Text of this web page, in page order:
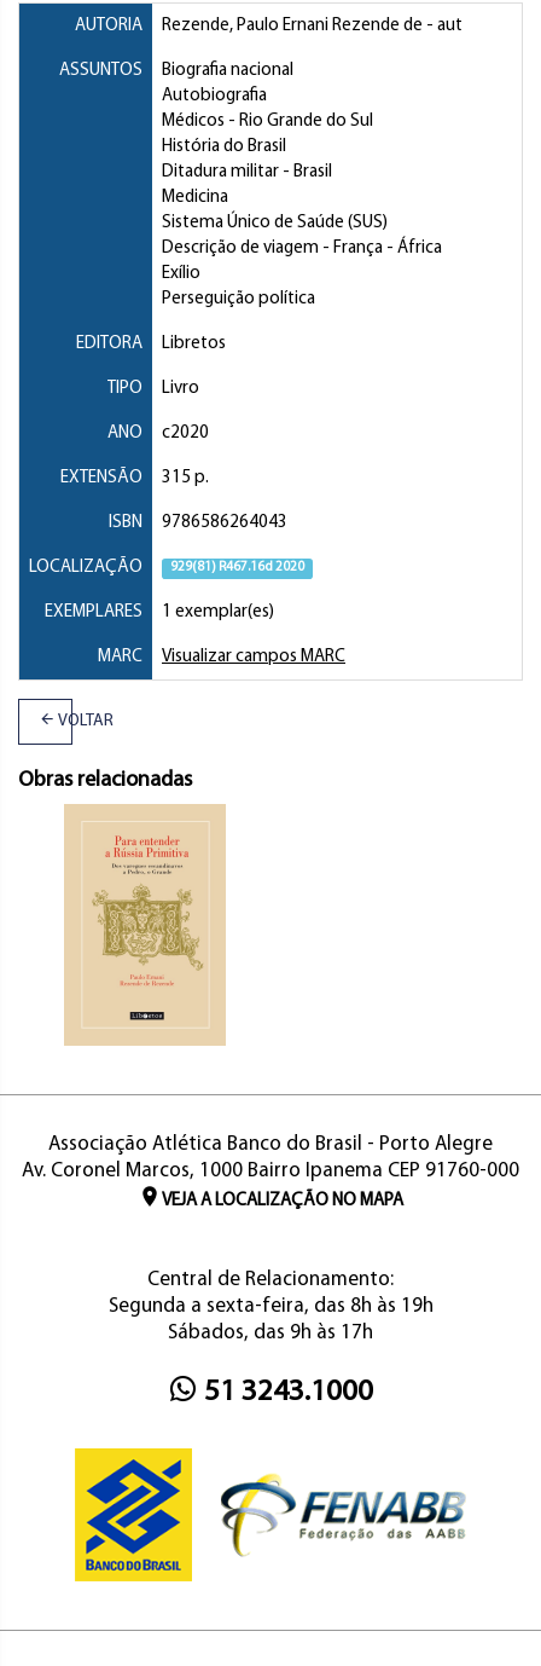
AUTORIA Rezende, Paulo Ernani Rezende de - aut
ASSUNTOS
Biografia nacional
Autobiografia
Médicos - Rio Grande do Sul
História do Brasil
Ditadura militar - Brasil
Medicina
Sistema Único de Saúde (SUS)
Descrição de viagem - França - África
Exílio
Perseguição política
EDITORA Libretos
TIPO Livro
ANO c2020
EXTENSÃO 315 p.
ISBN 9786586264043
LOCALIZAÇÃO 929(81) R467.16d 2020
EXEMPLARES 1 exemplar(es)
MARC Visualizar campos MARC
VOLTAR
Obras relacionadas
Associação Atlética Banco do Brasil - Porto Alegre
Av. Coronel Marcos, 1000 Bairro Ipanema CEP 91760-000
VEJA A LOCALIZAÇÃO NO MAPA
Central de Relacionamento:
Segunda a sexta-feira, das 8h às 19h
Sábados, das 9h às 17h
51 3243.1000